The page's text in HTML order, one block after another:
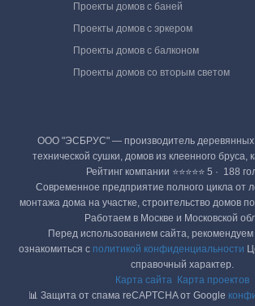
Проекты домов с баней
Проекты домов с эркером
Проекты домов с балконом
Проекты домов со вторым светом
ООО "ЭСБРУС" — производитель деревянных
технической сушки, домов из клеенного бруса,
Рейтинг компании ⭐⭐⭐⭐⭐ 5 · ‎ 188
Современное предприятие полного цикла от
монтажа дома на участке, строительство домов
Работаем в Москве и Московской
Перед использованием сайта,
ознакомиться с политикой конфиденциальности
справочный характер.
Карта сайта
Карта проектов
📊 Защита от спама reCAPTCHA от Google